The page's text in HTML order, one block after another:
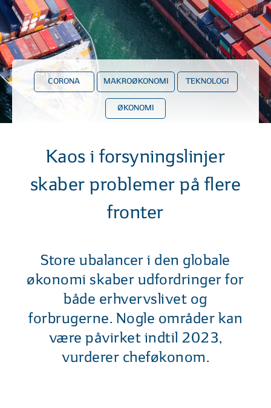
CORONA MAKROØKONOMI TEKNOLOGI
ØKONOMI
Kaos i forsyningslinjer
skaber problemer på flere
fronter
Store ubalancer i den globale
økonomi skaber udfordringer for
både erhvervslivet og
forbrugerne. Nogle områder kan
være påvirket indtil 2023,
vurderer cheføkonom.